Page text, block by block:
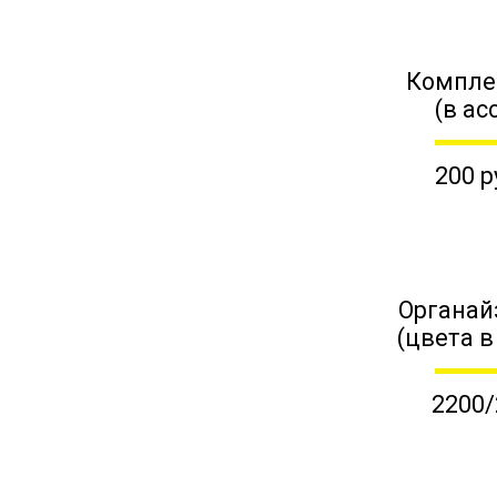
(в
200
(цвета